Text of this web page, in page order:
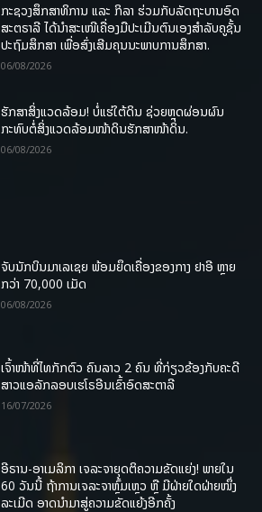
ກະຊວງສຶກສາທິການ ແລະ ກິລາ ຮ່ວມກັບລັດຖະບານອົດ
ສະຕຣາລີ ໄດ້ນຳສະເໜີເຄື່ອງມືປະເມີນຕົນເອງສຳລັບຄູຊັ້ນ
ປະຖົມສຶກສາ ເພື່ອສົ່ງເສີມຄຸນນະພາບການສຶກສາ.
06/08/2026
ຮັກສາສິ່ງແວດລ້ອມ! ບໍ່ແຮ່ໃຕ້ດິນ ຊ່ວຍຫຼຸດຜ່ອນຜົນ
ກະທົບຕໍ່ສິ່ງແວດລ້ອມໜ້າດິນຮັກສາໜ້າດິນ.
06/08/2026
ຈັບນັກບິນມາເລເຊຍ ພ້ອມຍຶດເຄື່ອງຂອງກາງ ຢາອີ ຫຼາຍ
ກວ່າ 70,000 ເມັດ
06/08/2026
ເຈົ້າໜ້າທີ່ໄທກັກຕົວ ຄົນລາວ 2 ຄົນ ທີ່ກ່ຽວຂ້ອງກັບຄະດີ
ສາວແອລັກລອບເຮໂຣອີນເຂົ້າອົດສະຕາລີ
16/07/2026
ອີຣານ-ອາເມລິກາ ເຈລະຈາຍຸດຕິຄວາມຂັດແຍ່ງ! ພາຍໃນ
60 ວັນນີ້ ຖ້າການເຈລະຈາຫຼົ້ມເຫຼວ ຫຼື ມີຝ່າຍໃດຝ່າຍໜຶ່ງ
ລະເມີດ ອາດນໍາມາສູ່ຄວາມຂັດແຍ້ງອີກຄັ້ງ